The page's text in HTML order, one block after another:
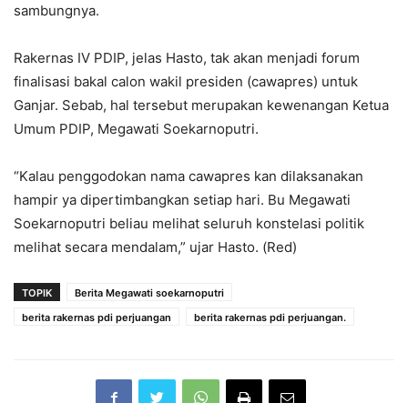
sambungnya.
Rakernas IV PDIP, jelas Hasto, tak akan menjadi forum
finalisasi bakal calon wakil presiden (cawapres) untuk
Ganjar. Sebab, hal tersebut merupakan kewenangan Ketua
Umum PDIP, Megawati Soekarnoputri.
“Kalau penggodokan nama cawapres kan dilaksanakan
hampir ya dipertimbangkan setiap hari. Bu Megawati
Soekarnoputri beliau melihat seluruh konstelasi politik
melihat secara mendalam,” ujar Hasto. (Red)
TOPIK
Berita Megawati soekarnoputri
berita rakernas pdi perjuangan
berita rakernas pdi perjuangan.